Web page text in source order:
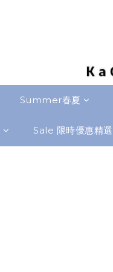
Summer春夏
Sale 限時優惠精選